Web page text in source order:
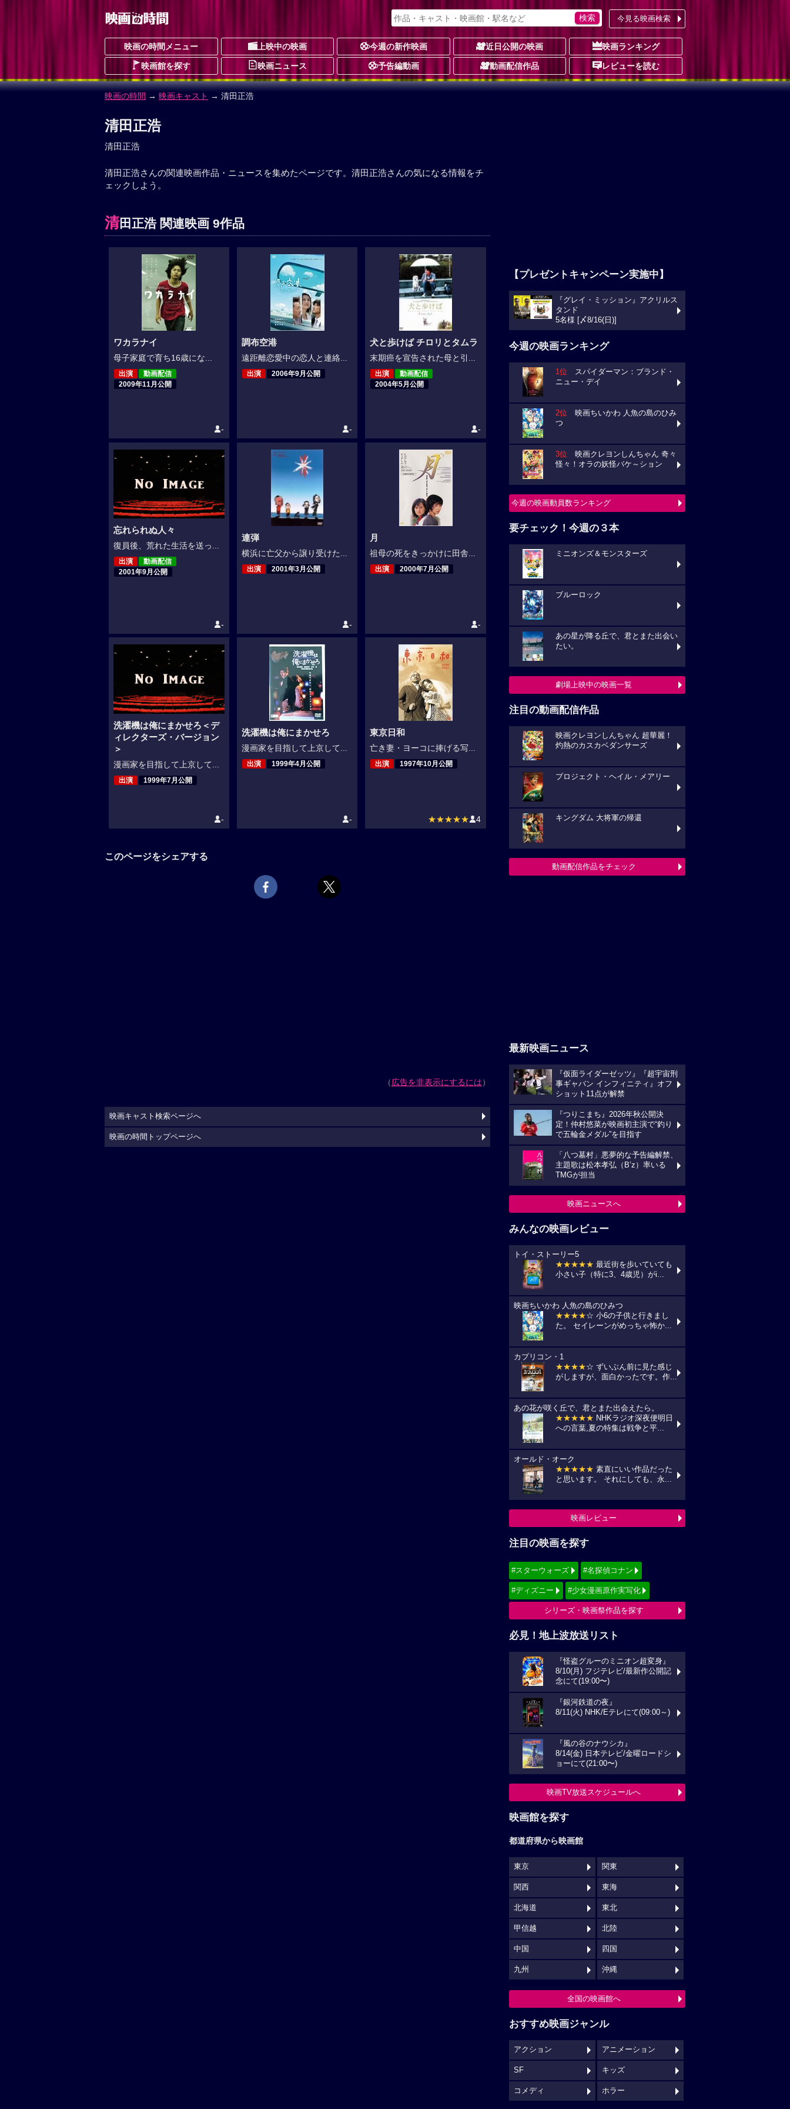
今見る映画検索
映画の時間メニュー 上映中の映画 今週の新作映画 近日公開の映画 映画ランキング
映画館を探す 映画ニュース 予告編動画 動画配信作品 レビューを読む
映画の時間 → 映画キャスト → 清田正浩
清田正浩
清田正浩
清田正浩さんの関連映画作品・ニュースを集めたページです。清田正浩さんの気になる情報をチ
ェックしよう。
清田正浩 関連映画 9作品
ワカラナイ
母子家庭で育ち16歳にな...
出演
動画配信
2009年11月公開
-
調布空港
遠距離恋愛中の恋人と連絡...
出演 2006年9月公開
-
犬と歩けば チロリとタムラ
末期癌を宣告された母と引...
出演
動画配信
2004年5月公開
-
忘れられぬ人々
復員後、荒れた生活を送っ...
出演
動画配信
2001年9月公開
-
連弾
横浜に亡父から譲り受けた...
出演 2001年3月公開
-
月
祖母の死をきっかけに田舎...
出演 2000年7月公開
-
洗濯機は俺にまかせろ＜デ
ィレクターズ・バージョン
＞
漫画家を目指して上京して...
出演 1999年7月公開
-
洗濯機は俺にまかせろ
漫画家を目指して上京して...
出演 1999年4月公開
-
東京日和
亡き妻・ヨーコに捧げる写...
出演 1997年10月公開
★★★★★ 4
このページをシェアする
（広告を非表示にするには）
【プレゼントキャンペーン実施中】
『グレイ・ミッション』アクリルス
タンド
5名様 [〆8/16(日)]
今週の映画ランキング
1位 スパイダーマン：ブランド・
ニュー・デイ
2位 映画ちいかわ 人魚の島のひみ
つ
3位 映画クレヨンしんちゃん 奇々
怪々！オラの妖怪バケ～ション
今週の映画動員数ランキング
要チェック！今週の３本
ミニオンズ＆モンスターズ
ブルーロック
あの星が降る丘で、君とまた出会い
たい。
劇場上映中の映画一覧
注目の動画配信作品
映画クレヨンしんちゃん 超華麗！
灼熱のカスカベダンサーズ
プロジェクト・ヘイル・メアリー
キングダム 大将軍の帰還
動画配信作品をチェック
最新映画ニュース
『仮面ライダーゼッツ』『超宇宙刑
事ギャバン インフィニティ』オフ
ショット11点が解禁
『つりこまち』2026年秋公開決
定！仲村悠菜が映画初主演で“釣り
で五輪金メダル”を目指す
「八つ墓村」悪夢的な予告編解禁、
主題歌は松本孝弘（B’z）率いる
TMGが担当
映画ニュースへ
みんなの映画レビュー
トイ・ストーリー5
★★★★★ 最近街を歩いていても
小さい子（特に3、4歳児）がi...
映画ちいかわ 人魚の島のひみつ
★★★★☆ 小6の子供と行きまし
た。 セイレーンがめっちゃ怖か...
カプリコン・1
★★★★☆ ずいぶん前に見た感じ
がしますが、面白かったです。作...
あの花が咲く丘で、君とまた出会えたら。
★★★★★ NHKラジオ深夜便明日
への言葉,夏の特集は戦争と平...
オールド・オーク
★★★★★ 素直にいい作品だった
と思います。 それにしても、永...
映画レビュー
注目の映画を探す
#スターウォーズ #名探偵コナン
#ディズニー #少女漫画原作実写化
シリーズ・映画祭作品を探す
必見！地上波放送リスト
『怪盗グルーのミニオン超変身』
8/10(月) フジテレビ/最新作公開記
念にて(19:00〜)
『銀河鉄道の夜』
8/11(火) NHK/Eテレにて(09:00～)
『風の谷のナウシカ』
8/14(金) 日本テレビ/金曜ロードシ
ョーにて(21:00〜)
映画TV放送スケジュールへ
映画館を探す
都道府県から映画館
東京 関東
関西 東海
北海道 東北
甲信越 北陸
中国 四国
九州 沖縄
全国の映画館へ
おすすめ映画ジャンル
アクション アニメーション
SF キッズ
コメディ ホラー
映画キャスト検索ページへ
映画の時間トップページへ